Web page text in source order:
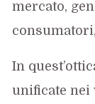
mercato,
In
unificate nei